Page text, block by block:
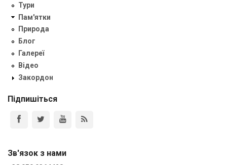
Тури
Пам'ятки
Природа
Блог
Галереї
Відео
Закордон
Підпишіться
Зв'язок з нами